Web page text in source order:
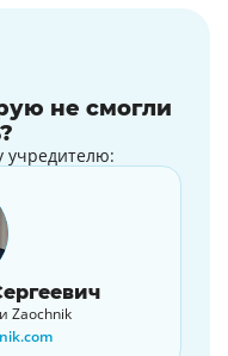
не смогли
учредителю:
Zaochnik